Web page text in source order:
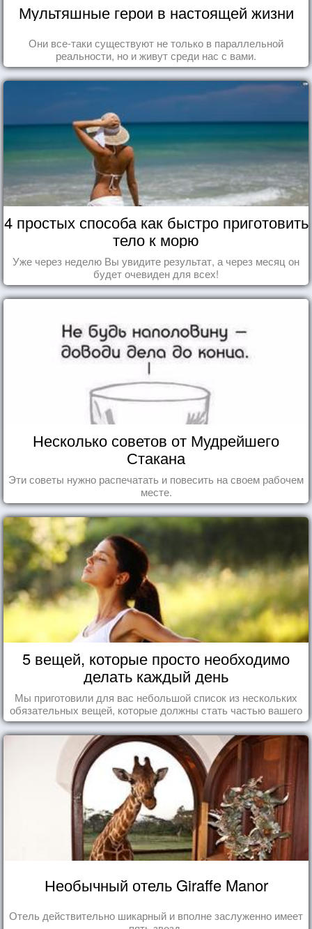
Мультяшные герои в настоящей жизни
Они все-таки существуют не только в параллельной
реальности, но и живут среди нас с вами.
4 простых способа как быстро приготовить
тело к морю
Уже через неделю Вы увидите результат, а через месяц он
будет очевиден для всех!
Несколько советов от Мудрейшего
Стакана
Эти советы нужно распечатать и повесить на своем рабочем
месте.
5 вещей, которые просто необходимо
делать каждый день
Мы приготовили для вас небольшой список из нескольких
обязательных вещей, которые должны стать частью вашего
дня.
Необычный отель Giraffe Manor
Отель действительно шикарный и вполне заслуженно имеет